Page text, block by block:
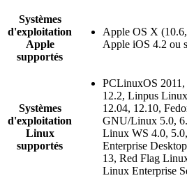
Systèmes
d'exploitation
Apple
supportés
Apple OS X
Apple iOS 4.2 ou
Systèmes
d'exploitation
Linux
supportés
PCLinuxOS 2011,
12.2, Linpus
12.04, 12.10,
GNU/Linux 5.0,
Linux WS 4.0,
Enterprise
13, Red Flag
Linux Enterprise